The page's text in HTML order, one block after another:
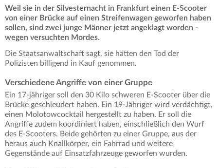
Weil sie in der Silvesternacht in Frankfurt einen E-Scooter
von einer Brücke auf einen Streifenwagen geworfen haben
sollen, sind zwei junge Männer jetzt angeklagt worden -
wegen versuchten Mordes.
Die Staatsanwaltschaft sagt, sie hätten den Tod der
Polizisten billigend in Kauf genommen.
Verschiedene Angriffe von einer Gruppe
Ein 17-jähriger soll den 30 Kilo schweren E-Scooter über die
Brücke geschleudert haben. Ein 19-Jähriger wird verdächtigt,
einen Molotowcocktail hergestellt zu haben. Er soll die
Angriffe zudem koordiniert haben, einschließlich den Wurf
des E-Scooters. Beide gehörten zu einer Gruppe, aus der
heraus auch Knallkörper, ein Fahrrad und weitere
Gegenstände auf Einsatzfahrzeuge geworfen wurden.